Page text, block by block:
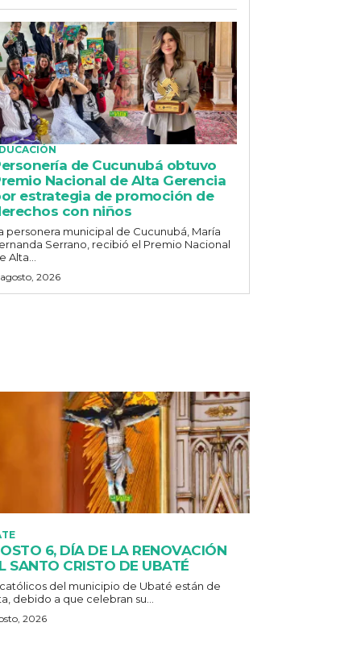
de Cucunubá obtuvo
Nacional de Alta Gerencia
estrategia de promoción de
con niños
personera municipal de Cucunubá, María
Serrano, recibió el Premio Nacional
Alta...
2026
6, DÍA DE LA RENOVACIÓN
SANTO CRISTO DE UBATÉ
del municipio de Ubaté están de
debido a que celebran su...
2026